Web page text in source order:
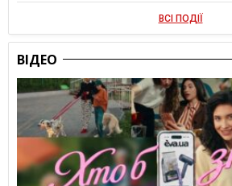
ВСІ ПОДІЇ
ВІДЕО